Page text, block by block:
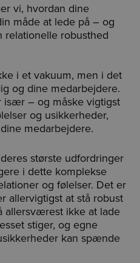
vi, hvordan dine
måde at lede på – og
relationelle robusthed
i et vakuum, men i det
og dine medarbejdere.
især – og måske vigtigst
og usikkerheder,
medarbejdere.
største udfordringer
i dette komplekse
og følelser. Det er
allervigtigst at stå robust
allersværest ikke at lade
stiger, og egne
kan spænde